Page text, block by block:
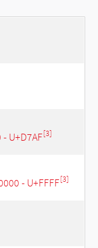
U+D7AF[3]
- U+FFFF[3]